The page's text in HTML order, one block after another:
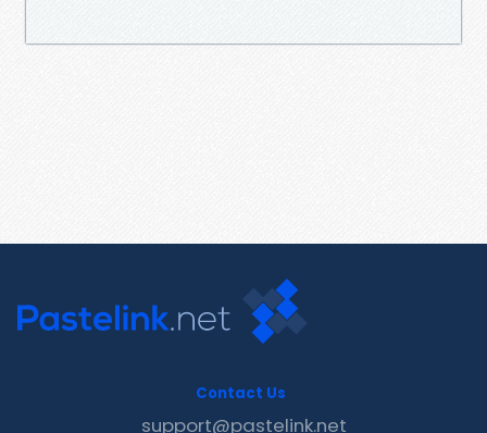
Contact Us
support@pastelink.net